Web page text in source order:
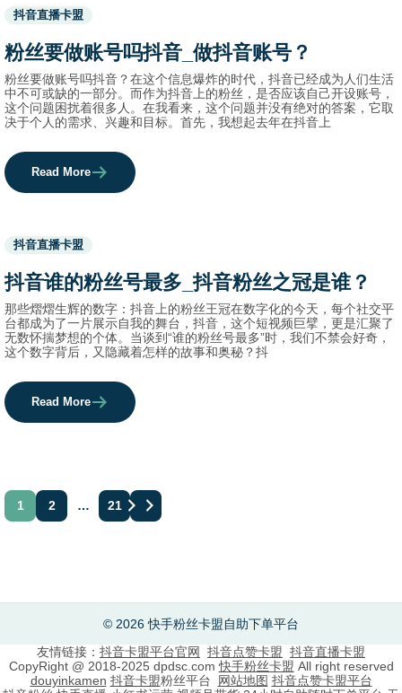
Used
before
names.
抖音直播卡盟
粉丝要做账号吗抖音_做抖音账号？
粉丝要做账号吗抖音？在这个信息爆炸的时代，抖音已经成为人们生活
中不可或缺的一部分。而作为抖音上的粉丝，是否应该自己开设账号，
这个问题困扰着很多人。在我看来，这个问题并没有绝对的答案，它取
决于个人的需求、兴趣和目标。首先，我想起去年在抖音上
Read More
Used
before
category
names.
抖音直播卡盟
抖音谁的粉丝号最多_抖音粉丝之冠是谁？
那些熠熠生辉的数字：抖音上的粉丝王冠在数字化的今天，每个社交平
台都成为了一片展示自我的舞台，抖音，这个短视频巨擘，更是汇聚了
无数怀揣梦想的个体。当谈到“谁的粉丝号最多”时，我们不禁会好奇，
这个数字背后，又隐藏着怎样的故事和奥秘？抖
Read More
文
分
1 2 … 21
© 2026 快手粉丝卡盟自助下单平台
友情链接： 抖音卡盟平台官网 抖音点赞卡盟 抖音直播卡盟
CopyRight @ 2018-2025 dpdsc.com快手粉丝卡盟 All right reserved
douyinkamen 抖音卡盟粉丝平台 网站地图 抖音点赞卡盟平台